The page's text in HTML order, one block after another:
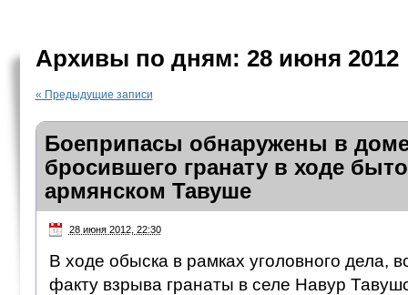
Архивы по дням: 28 июня 2012
« Предыдущие записи
Боеприпасы обнаружены в
бросившего гранату в ходе
армянском Тавуше
28 июня 2012, 22:30
В ходе обыска в рамках уголовного дела,
факту взрыва гранаты в селе Навур